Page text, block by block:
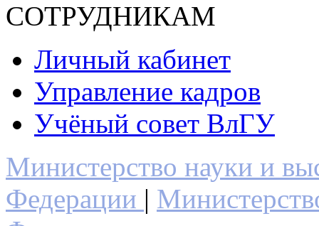
СОТРУДНИКАМ
Личный кабинет
Управление кадров
Учёный совет ВлГУ
Министерство науки и
Федерации |